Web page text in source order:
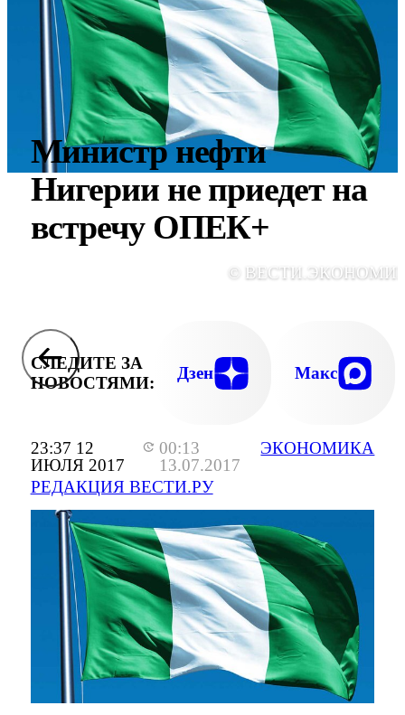
23:37 12
ИЮЛЯ 2017
00:13
13.07.2017
РЕДАКЦИЯ ВЕСТИ.РУ
ЭКОНОМИКА
Министр нефти
Нигерии не приедет на
встречу ОПЕК+
©
СЛЕДИТЕ ЗА
НОВОСТЯМИ:
Дзен Макс